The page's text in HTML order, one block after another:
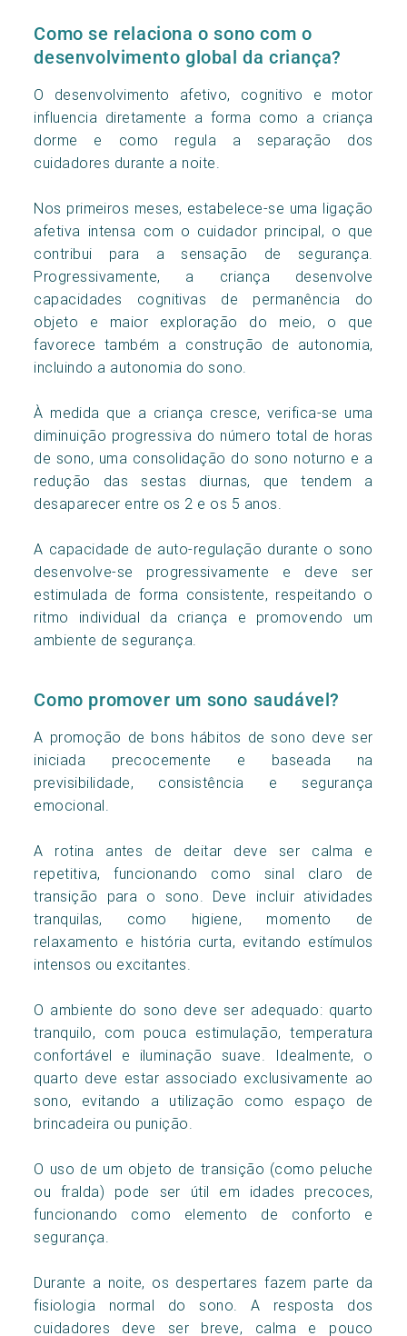
Como se relaciona o sono com o
desenvolvimento global da criança?
O desenvolvimento afetivo, cognitivo e motor
influencia diretamente a forma como a criança
dorme e como regula a separação dos
cuidadores durante a noite.
Nos primeiros meses, estabelece-se uma ligação
afetiva intensa com o cuidador principal, o que
contribui para a sensação de segurança.
Progressivamente, a criança desenvolve
capacidades cognitivas de permanência do
objeto e maior exploração do meio, o que
favorece também a construção de autonomia,
incluindo a autonomia do sono.
À medida que a criança cresce, verifica-se uma
diminuição progressiva do número total de horas
de sono, uma consolidação do sono noturno e a
redução das sestas diurnas, que tendem a
desaparecer entre os 2 e os 5 anos.
A capacidade de auto-regulação durante o sono
desenvolve-se progressivamente e deve ser
estimulada de forma consistente, respeitando o
ritmo individual da criança e promovendo um
ambiente de segurança.
Como promover um sono saudável?
A promoção de bons hábitos de sono deve ser
iniciada precocemente e baseada na
previsibilidade, consistência e segurança
emocional.
A rotina antes de deitar deve ser calma e
repetitiva, funcionando como sinal claro de
transição para o sono. Deve incluir atividades
tranquilas, como higiene, momento de
relaxamento e história curta, evitando estímulos
intensos ou excitantes.
O ambiente do sono deve ser adequado: quarto
tranquilo, com pouca estimulação, temperatura
confortável e iluminação suave. Idealmente, o
quarto deve estar associado exclusivamente ao
sono, evitando a utilização como espaço de
brincadeira ou punição.
O uso de um objeto de transição (como peluche
ou fralda) pode ser útil em idades precoces,
funcionando como elemento de conforto e
segurança.
Durante a noite, os despertares fazem parte da
fisiologia normal do sono. A resposta dos
cuidadores deve ser breve, calma e pouco